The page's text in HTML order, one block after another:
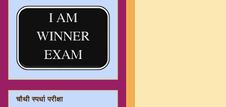
चौथी स्पर्धा परीक्षा